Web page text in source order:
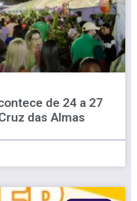
de 24 a 27
das Almas